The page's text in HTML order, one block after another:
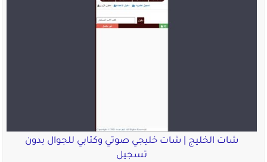
شات الخليج | شات خليجي صوتي وكتابي للجوال بدون
تسجيل